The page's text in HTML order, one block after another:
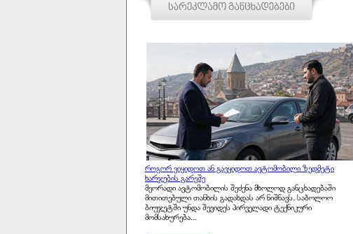
GBP
TRY
CAD
SGD
KWD
CHF
AED
DKK
EGP
TMT
როგორ ვიყიდოთ ან გავყიდოთ ავტომობილი ზედმეტი
ხარჯების გარეშე
მეორადი ავტომობილის შეძენა მხოლოდ განცხადებაში
მითითებული თანხის გადახდას არ ნიშნავს. საბოლოო
ბიუჯეტში უნდა შევიდეს პირველადი ტექნიკური
მომსახურება...